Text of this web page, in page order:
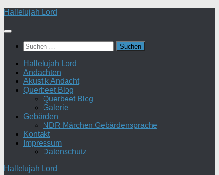
Zum
springen
Hallelujah Lord
Suchen
nach:
Hallelujah Lord
Andachten
Akustik Andacht
Querbeet Blog
Querbeet Blog
Galerie
Gebärden
NDR Märchen Gebärdensprache
Kontakt
Impressum
Datenschutz
Hallelujah Lord